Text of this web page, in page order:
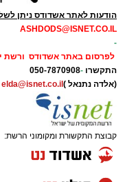
הודעות לאתר אשדודס ניתן
ASHDODS@ISNET.CO.IL
-
לפרסום באתר אשדודס ורשת
התקשרו -
050-7870908
(אלדה נתנאל ) elda@isnet.co.il
קבוצת התקשורת ומקומוני הרשת: